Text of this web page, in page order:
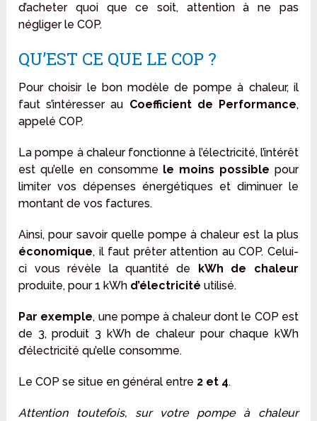
d’acheter quoi que ce soit, attention à ne pas
négliger le COP.
QU’EST CE QUE LE COP ?
Pour choisir le bon modèle de pompe à chaleur, il
faut s’intéresser au Coefficient de Performance,
appelé COP.
La pompe à chaleur fonctionne à l’électricité, l’intérêt
est qu’elle en consomme le moins possible pour
limiter vos dépenses énergétiques et diminuer le
montant de vos factures.
Ainsi, pour savoir quelle pompe à chaleur est la plus
économique, il faut prêter attention au COP. Celui-
ci vous révèle la quantité de
kWh de chaleur
produite, pour 1 kWh d’électricité utilisé.
Par exemple, une pompe à chaleur dont le COP est
de 3, produit 3 kWh de chaleur pour chaque kWh
d’électricité qu’elle consomme.
Le COP se situe en général entre 2 et 4.
Attention toutefois, sur votre pompe à chaleur